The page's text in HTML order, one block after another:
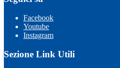
Facebook
Youtube
Instagram
Sezione Link Utili